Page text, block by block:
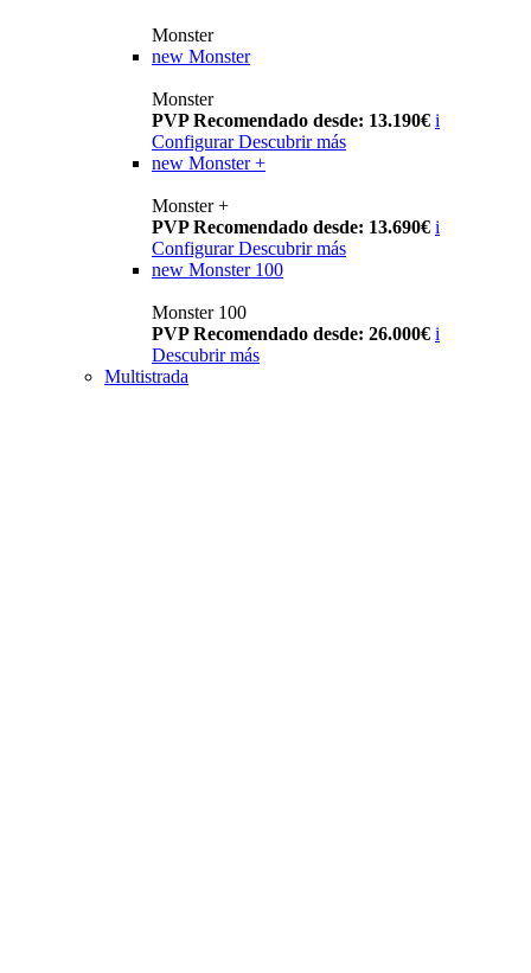
Monster
new Monster
Monster
PVP Recomendado desde: 13.190€ i
Configurar Descubrir más
new Monster +
Monster +
PVP Recomendado desde: 13.690€ i
Configurar Descubrir más
new Monster 100
Monster 100
PVP Recomendado desde: 26.000€ i
Descubrir más
Multistrada